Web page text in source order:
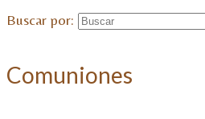
Buscar por:
Comuniones